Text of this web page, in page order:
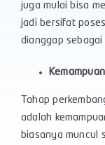
juga mulai bisa
jadi bersifat
dianggap sebagai
Tahap
adalah
biasanya muncul